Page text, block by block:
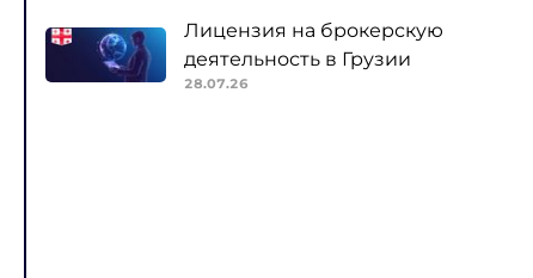
Лицензия на брокерскую
деятельность в Грузии
28.07.26